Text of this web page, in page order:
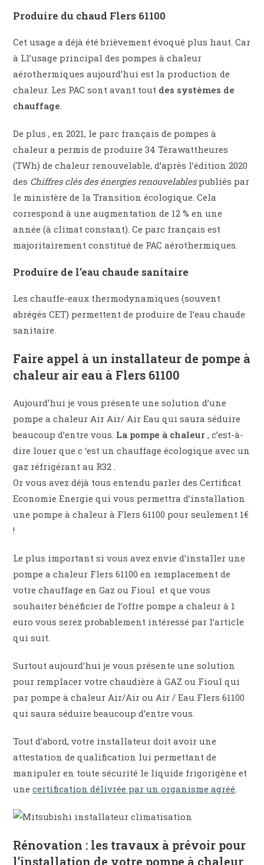
Produire du chaud Flers 61100
Cet usage a déjà été brièvement évoqué plus haut. Car
à Ll’usage principal des pompes à chaleur
aérothermiques aujourd’hui est la production de
chaleur. Les PAC sont avant tout des systèmes de
chauffage.
De plus , en 2021, le parc français de pompes à
chaleur a permis de produire 34 Térawattheures
(TWh) de chaleur renouvelable, d’après l’édition 2020
des Chiffres clés des énergies renouvelablespubliés par
le ministère de la Transition écologique. Cela
correspond à une augmentation de 12 % en une
année (à climat constant). Ce parc français est
majoritairement constitué de PAC aérothermiques.
Produire de l’eau chaude sanitaire
Les chauffe-eaux thermodynamiques (souvent
abrégés CET) permettent de produire de l’eau chaude
sanitaire.
Faire appel à un installateur de pompe à
chaleur air eau à Flers 61100
Aujourd’hui je vous présente une solution d’une
pompe a chaleur Air Air/ Air Eau qui saura séduire
beaucoup d’entre vous. La pompe à chaleur, c’est-à-
dire louer que c ‘est un chauffage écologique avec un
gaz réfrigérant au R32 .
Or vous avez déjà tous entendu parler des Certificat
Economie Energie qui vous permettra d’installation
une pompe à chaleur à Flers 61100 pour seulement 1€
!
Le plus important si vous avez envie d’installer une
pompe a chaleur Flers 61100 en remplacement de
votre chauffage en Gaz ou Fioul et que vous
souhaiter bénéficier de l’offre pompe a chaleur à 1
euro vous serez probablement intéressé par l’article
qui suit.
Surtout aujourd’hui je vous présente une solution
pour remplacer votre chaudière à GAZ ou Fioul qui
par pompe à chaleur Air/Air ou Air / Eau Flers 61100
qui saura séduire beaucoup d’entre vous.
Tout d’abord, votre installateur doit avoir une
attestation de qualification lui permettant de
manipuler en toute sécurité le liquide frigorigène et
unecertification délivrée par un organisme agréé.
Rénovation : les travaux à prévoir pour
l’installation de votre pompe à chaleur